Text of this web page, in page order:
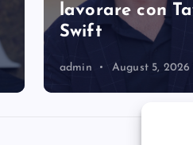
lavorare con
Swift
admin August 5, 2026